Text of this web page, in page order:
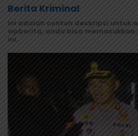
Berita Kriminal
Ini adalah contoh deskripsi untuk
wpberita, anda bisa
ini.